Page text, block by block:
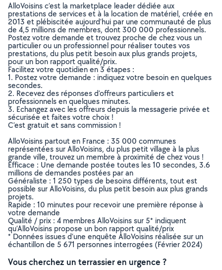
AlloVoisins c’est la marketplace leader dédiée aux
prestations de services et à la location de matériel, créée en
2013 et plébiscitée aujourd’hui par une communauté de plus
de 4,5 millions de membres, dont 300 000 professionnels.
Postez votre demande et trouvez proche de chez vous un
particulier ou un professionnel pour réaliser toutes vos
prestations, du plus petit besoin aux plus grands projets,
pour un bon rapport qualité/prix.
Facilitez votre quotidien en 3 étapes :
1. Postez votre demande : indiquez votre besoin en quelques
secondes.
2. Recevez des réponses d’offreurs particuliers et
professionnels en quelques minutes.
3. Echangez avec les offreurs depuis la messagerie privée et
sécurisée et faites votre choix !
C’est gratuit et sans commission !
AlloVoisins partout en France : 35 000 communes
représentées sur AlloVoisins, du plus petit village à la plus
grande ville, trouvez un membre à proximité de chez vous !
Efficace : Une demande postée toutes les 10 secondes, 3.6
millions de demandes postées par an
Généraliste : 1 250 types de besoins différents, tout est
possible sur AlloVoisins, du plus petit besoin aux plus grands
projets.
Rapide : 10 minutes pour recevoir une première réponse à
votre demande
Qualité / prix : 4 membres AlloVoisins sur 5* indiquent
qu’AlloVoisins propose un bon rapport qualité/prix
* Données issues d’une enquête AlloVoisins réalisée sur un
échantillon de 5 671 personnes interrogées (Février 2024)
Vous cherchez un terrassier en urgence ?